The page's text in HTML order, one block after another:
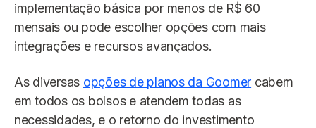
implementação básica por menos de R$ 60
mensais ou pode escolher opções com mais
integrações e recursos avançados.
As diversas opções de planos da Goomer cabem
em todos os bolsos e atendem todas as
necessidades, e o retorno do investimento